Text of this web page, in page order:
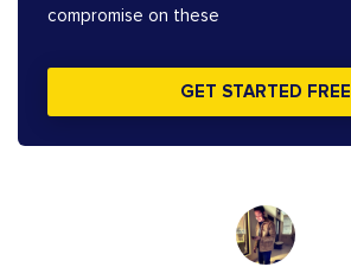
compromise on these
GET STARTED FREE